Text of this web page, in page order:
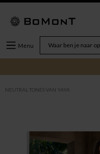
Menu
NEUTRAL TONES VAN YAYA